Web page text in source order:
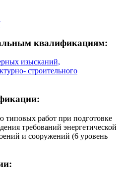
квалификациям:
изысканий,
строительного
работ при подготовке
требований энергетической
и сооружений (6 уровень